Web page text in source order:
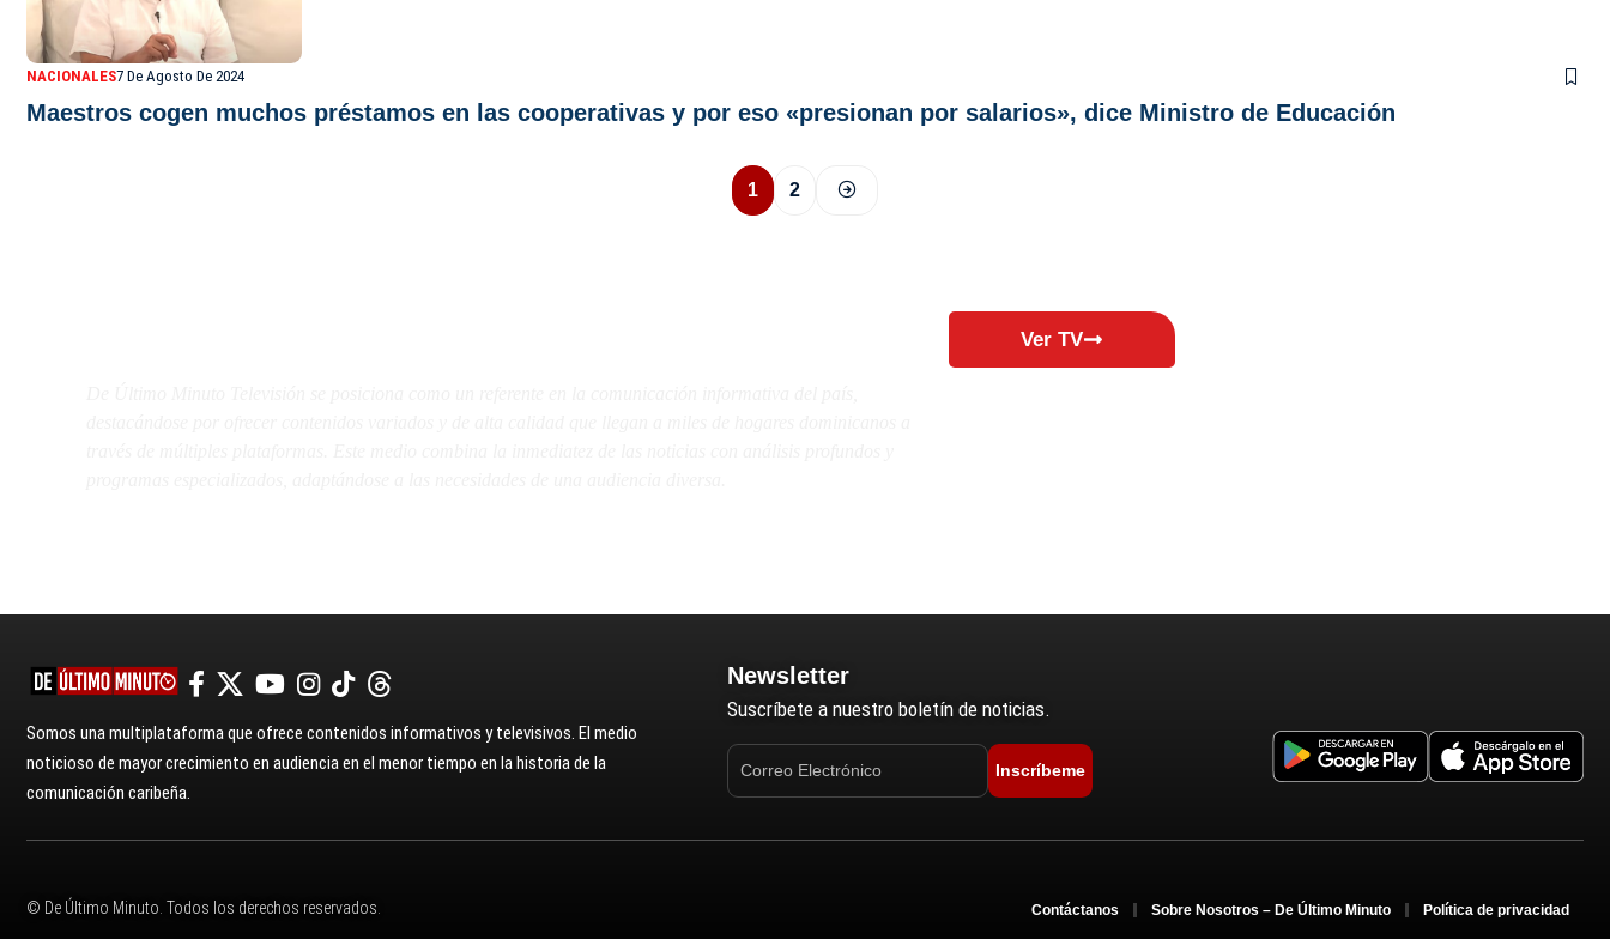
NACIONALES7 De Agosto De 2024
Maestros cogen muchos préstamos en las cooperativas y por eso «presionan por salarios», dice Ministro de Educación
1 2
Ver TV
Somos una multiplataforma que ofrece contenidos informativos y televisivos. El medio
noticioso de mayor crecimiento en audiencia en el menor tiempo en la historia de la
comunicación caribeña.
Newsletter
Suscríbete a nuestro boletín de noticias.
Inscríbeme
© De Último Minuto. Todos los derechos reservados. Contáctanos Sobre Nosotros – De Último Minuto Política de privacidad